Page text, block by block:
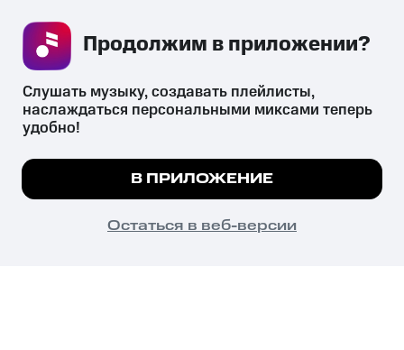
СКАЧАТЬ ПРИЛОЖЕНИЕ
психотропных веществ, их аналогов причиняет вред здоровью,
их незаконный оборот запрещён и влечёт установленную
законодательством ответственность.
© 2026 ООО «КИОН».
Все права защищены
Мы используем куки, чтобы на сайте все
Подробнее
ПОНЯТНО
Слушать музыку, создавать плейлисты,
наслаждаться персональными миксами теперь
удобно!
В ПРИЛОЖЕНИЕ
Остаться в веб-версии